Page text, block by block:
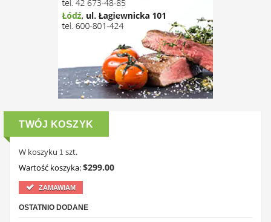
TWÓJ KOSZYK
W koszyku 1 szt.
Wartość koszyka:$299.00
ZAMAWIAM
OSTATNIO DODANE